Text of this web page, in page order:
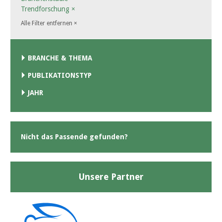
Trendforschung ×
Alle Filter entfernen ×
BRANCHE & THEMA
PUBLIKATIONSTYP
JAHR
Nicht das Passende gefunden?
Unsere Partner